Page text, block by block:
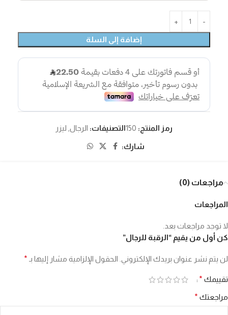
إضافة إلى السلة
رمز المنتج: 150التصنيفات: الرجال ليزر
شارك:
مراجعات (0)
المراجعات
لا توجد مراجعات بعد.
كن أول من يقيم “الرقبة للرجال”
لن يتم نشر عنوان بريدك الإلكتروني. الحقول الإلزامية مشار إليها بـ *
تقييمك *
مراجعتك *